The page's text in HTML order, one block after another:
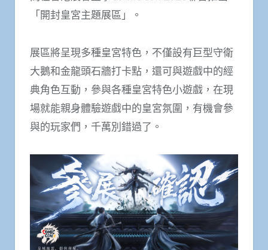
「開封皇宮主題展區」。
展區將呈現多種皇宮特色，不僅設有巨型守衛
大鵝和金龍頭石牆打卡點，還可與遊戲中的經
典角色互動，參與各種皇宮特色小遊戲，在現
場就能親身體驗遊戲中的皇宮氛圍，有機會參
與的玩家們，千萬別錯過了。